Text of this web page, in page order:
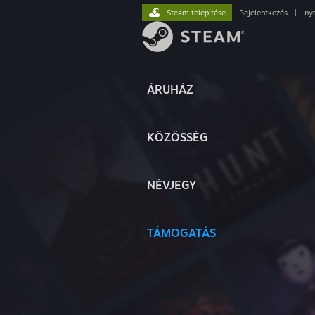
ÁRUHÁZ
KÖZÖSSÉG
NÉVJEGY
TÁMOGATÁS
Steam telepítése Bejelentkezés